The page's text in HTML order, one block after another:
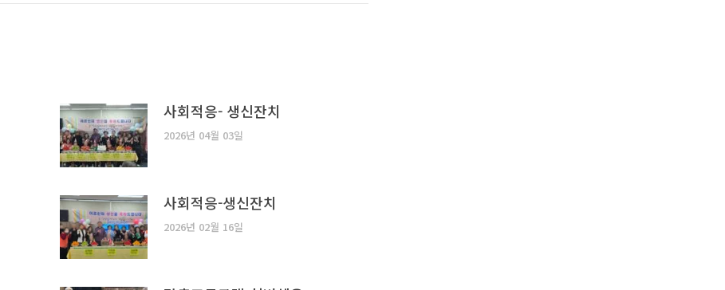
사회적응- 생신잔치
2026년 04월 03일
사회적응-생신잔치
2026년 02월 16일